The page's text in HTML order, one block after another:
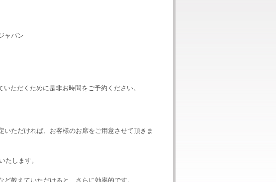
ャパン
ただくために是非お時間をご予約ください。
いただければ、お客様のお席をご用意させて頂きま
たします。
教えていただけると、さらに効率的です。